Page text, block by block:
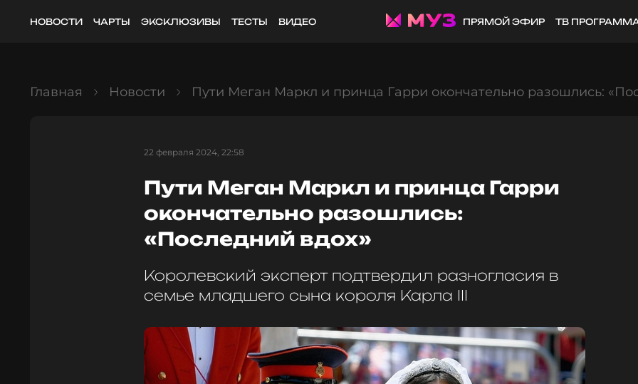
НОВОСТИ ЧАРТЫ ЭКСКЛЮЗИВЫ ТЕСТЫ ВИДЕО ПРЯМОЙ ЭФИР ТВ
Главная Новости Пути Меган Маркл и принца Гарри окончательно разошлись:
22 февраля 2024, 22:58
Пути Меган Маркл и принца Гарри
окончательно разошлись:
«Последний вдох»
Королевский эксперт подтвердил разногласия в
семье младшего сына короля Карла III